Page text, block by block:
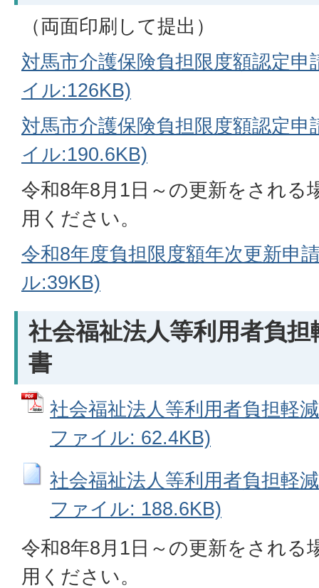
（両面印刷して提出）
対馬市介護保険負担限度額認定
イル:126KB)
対馬市介護保険負担限度額認定
イル:190.6KB)
令和8年8月1日～の更新をされる
用ください。
令和8年度負担限度額年次更新申
ル:39KB)
社会福祉法人等利用者負
書
社会福祉法人等利用者負担軽
ファイル: 62.4KB)
社会福祉法人等利用者負担軽
ファイル: 188.6KB)
令和8年8月1日～の更新をされる
用ください。